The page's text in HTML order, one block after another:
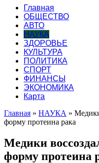
Главная
ОБЩЕСТВО
АВТО
НАУКА
ЗДОРОВЬЕ
КУЛЬТУРА
ПОЛИТИКА
СПОРТ
ФИНАНСЫ
ЭКОНОМИКА
Карта
Главная » НАУКА »
форму протеина рака
Медики
форму протеина